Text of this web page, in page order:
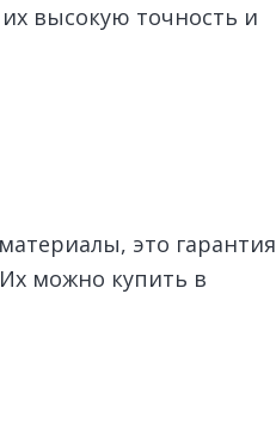
высокую точность и
это гарантия
можно купить в